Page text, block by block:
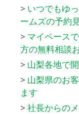
> いつでもゆ
ームズの予約
> マイペース
方の無料相談
> 山梨各地で
> 山梨県のお
ます
> 社長からの